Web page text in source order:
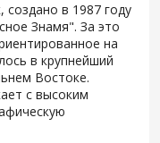
создано в 1987 году
Знамя". За это
на
в крупнейший
Востоке.
с высоким